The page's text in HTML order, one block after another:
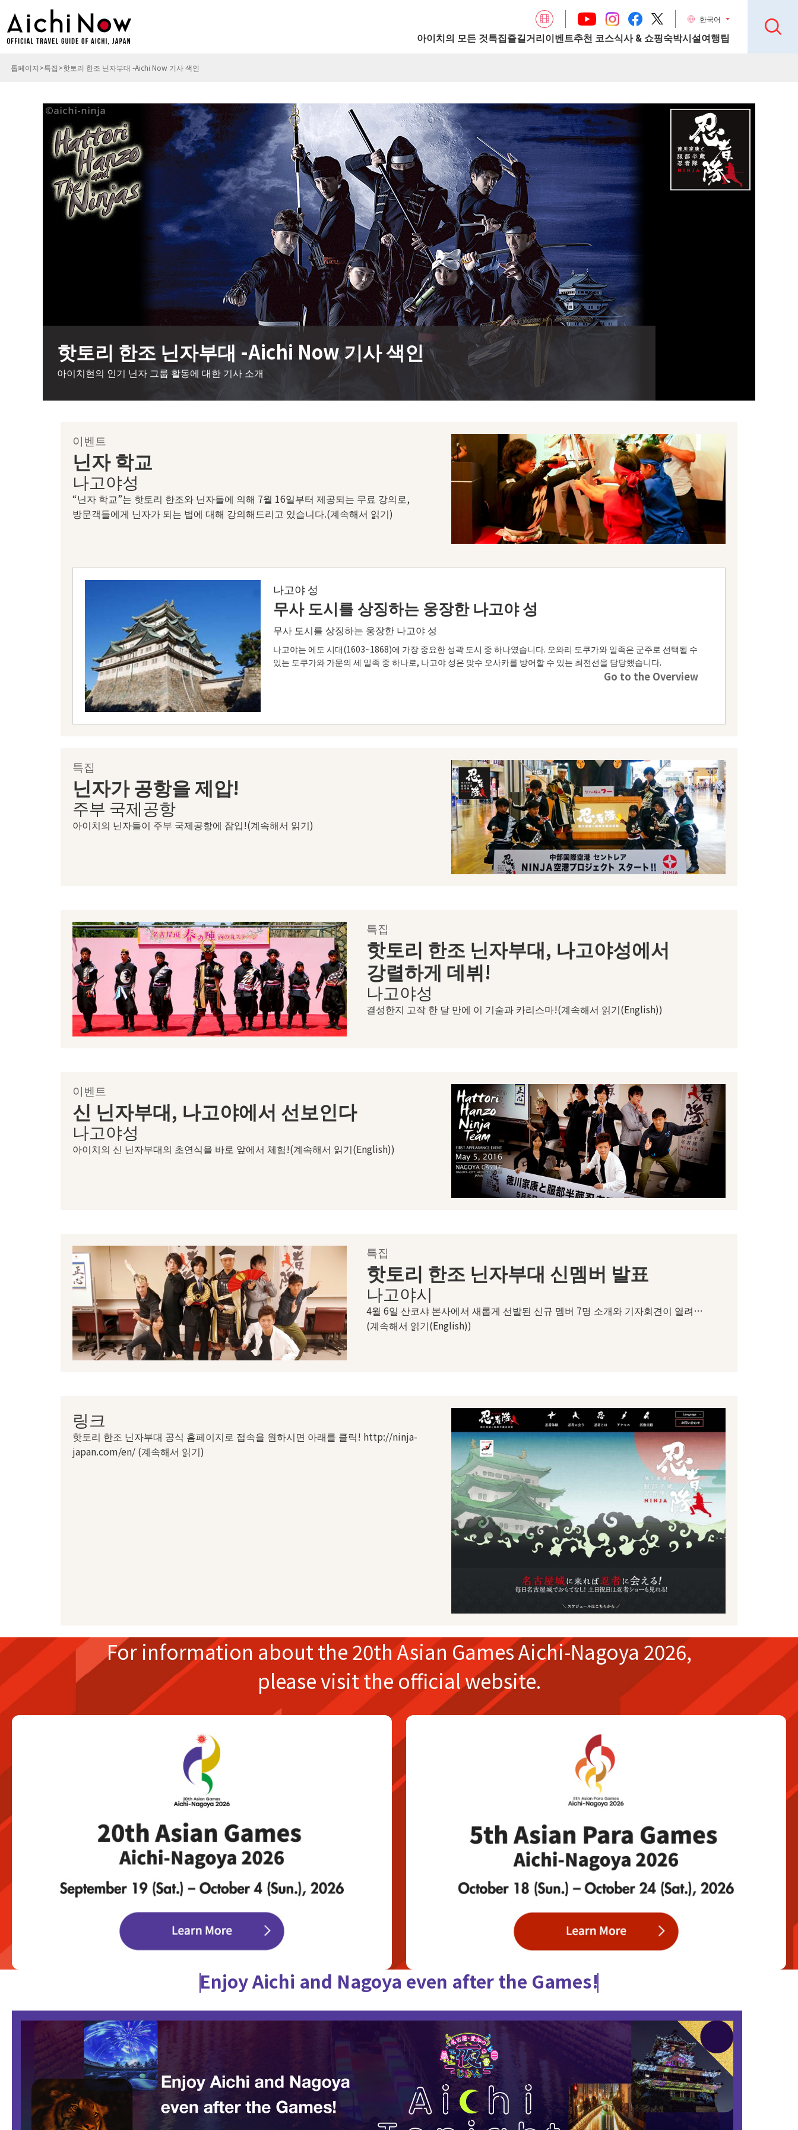
한국어
아이치의 모든 것특집즐길거리이벤트추천 코스식사 & 쇼핑숙박시설여행팁
톱페이지 특집 핫토리 한조 닌자부대 -Aichi Now 기사 색인
핫토리 한조 닌자부대 -Aichi Now 기사 색인
아이치현의 인기 닌자 그룹 활동에 대한 기사 소개
이벤트
닌자 학교
나고야성
“닌자 학교”는 핫토리 한조와 닌자들에 의해 7월 16일부터 제공되는 무료 강의로,
방문객들에게 닌자가 되는 법에 대해 강의해드리고 있습니다.(계속해서 읽기)
나고야 성
무사 도시를 상징하는 웅장한 나고야 성
무사 도시를 상징하는 웅장한 나고야 성
나고야는 에도 시대(1603~1868)에 가장 중요한 성곽 도시 중 하나였습니다. 오와리 도쿠가와 일족은 군주로 선택될 수
있는 도쿠가와 가문의 세 일족 중 하나로, 나고야 성은 맞수 오사카를 방어할 수 있는 최전선을 담당했습니다.
Go to the Overview
특집
닌자가 공항을 제압!
주부 국제공항
아이치의 닌자들이 주부 국제공항에 잠입!(계속해서 읽기)
특집
핫토리 한조 닌자부대, 나고야성에서
강렬하게 데뷔!
나고야성
결성한지 고작 한 달 만에 이 기술과 카리스마!(계속해서 읽기(English))
이벤트
신 닌자부대, 나고야에서 선보인다
나고야성
아이치의 신 닌자부대의 초연식을 바로 앞에서 체험!(계속해서 읽기(English))
특집
핫토리 한조 닌자부대 신멤버 발표
나고야시
4월 6일 산코샤 본사에서 새롭게 선발된 신규 멤버 7명 소개와 기자회견이 열려…
(계속해서 읽기(English))
링크
핫토리 한조 닌자부대 공식 홈페이지로 접속을 원하시면 아래를 클릭! http://ninja-
japan.com/en/ (계속해서 읽기)
For information about the20th Asian GamesAichi-Nagoya 2026,
pleasevisit the official website.
Enjoy Aichi and Nagoya even after the Games!